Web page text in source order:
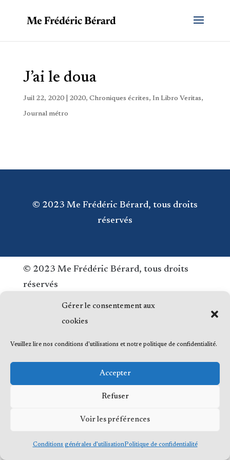
Gérer le consentement aux
cookies
Veuillez lire nos conditions d'utilisations et notre politique de confidentialité.
Accepter
Refuser
Voir les préférences
Conditions générales d’utilisationPolitique de confidentialité
J’ai le doua
Juil 22, 2020| 2020, Chroniques écrites, In Libro Veritas,
Journal métro
© 2023 Me Frédéric Bérard, tous droits
réservés
© 2023 Me Frédéric Bérard, tous droits
réservés